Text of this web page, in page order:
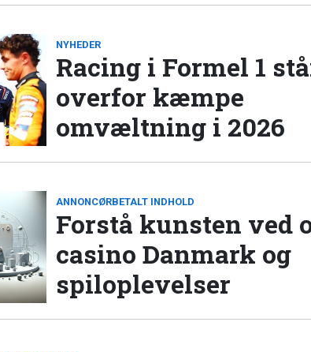
NYHEDER
Racing i Formel 1
overfor kæmpe
omvæltning i 2026
ANNONCØRBETALT INDHOLD
Forstå kunsten ved
casino Danmark og
spiloplevelser